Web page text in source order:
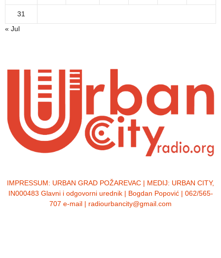
31
« Jul
IMPRESSUM: URBAN GRAD POŽAREVAC | MEDIJ: URBAN CITY,
IN000483 Glavni i odgovorni urednik | Bogdan Popović | 062/565-
707 e-mail | radiourbancity@gmail.com